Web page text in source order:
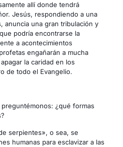
allí donde tendrá
Jesús, respondiendo a una
anuncia una gran tribulación y
podría encontrarse la
a acontecimientos
engañarán a mucha
la caridad en los
de todo el Evangelio.
¿qué formas
serpientes», o sea, se
humanas para esclavizar a las